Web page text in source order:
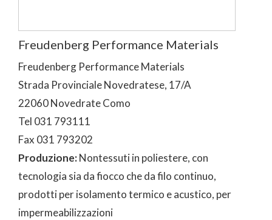
Freudenberg Performance Materials
Freudenberg Performance Materials
Strada Provinciale Novedratese, 17/A
22060 Novedrate Como
Tel 031 793111
Fax 031 793202
Produzione:Nontessuti in poliestere, con
tecnologia sia da fiocco che da filo continuo,
prodotti per isolamento termico e acustico, per
impermeabilizzazioni